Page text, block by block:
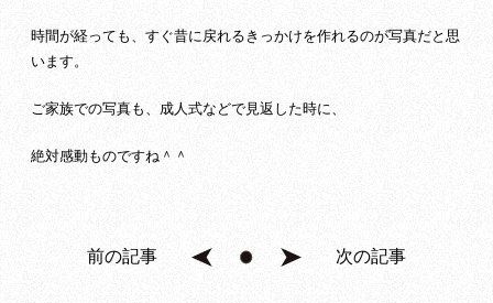
時間が経っても、すぐ昔に戻れるきっかけを作れるのが写真だと思
います。
ご家族での写真も、成人式などで見返した時に、
絶対感動ものですね＾＾
前の記事 次の記事